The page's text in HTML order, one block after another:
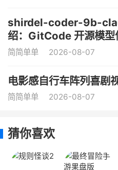
shirdel-coder-9b-
绍：GitCode 开源模型
简简单单 2026-08-07
电影感自行车阵列喜剧
简简单单 2026-08-07
猜你喜欢